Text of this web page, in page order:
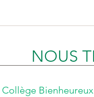
NOUS
Collège